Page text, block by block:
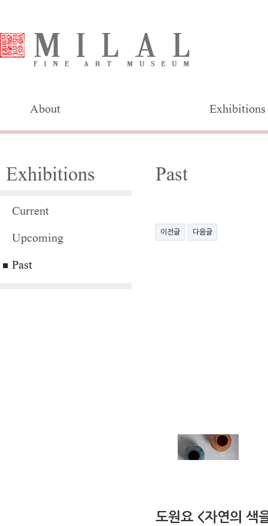
About Exhibitions
Exhibitions
Current
Upcoming
Past
Past
이전글 다음글
도원요 <자연의 색